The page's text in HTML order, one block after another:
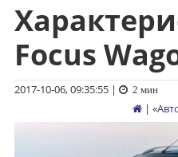
Перейти
содержимому
Focus
2017-10-06, 09:35:55| 2 мин
| «